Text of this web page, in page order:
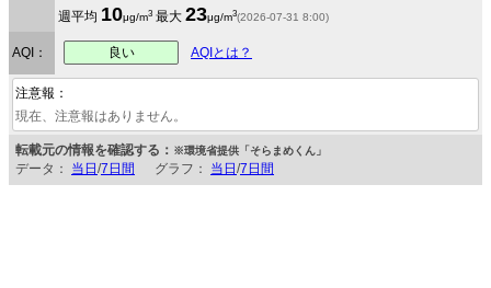
週平均 10μg/m3 最大 23μg/m3(2026-07-31 8:00)
AQI： 良い AQIとは？
注意報：
現在、注意報はありません。
転載元の情報を確認する： ※環境省提供「そらまめくん」
データ： 当日 /7日間 グラフ： 当日 /7日間